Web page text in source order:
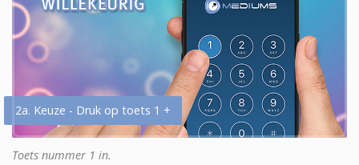
2a. Keuze - Druk op toets 1 +
Toets nummer 1 in.